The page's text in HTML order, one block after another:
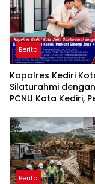
Berita
Kapolres Kediri
Silaturahmi
PCNU Kota Kediri,
Daerah
Berita